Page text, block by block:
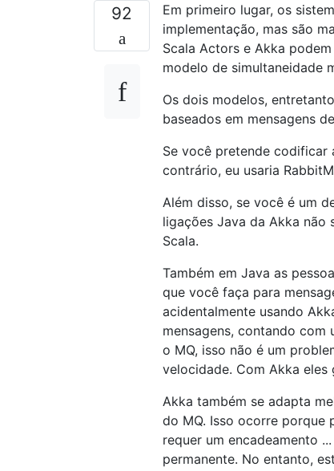
92
Em primeiro lugar, os
implementação, mas são
Scala Actors e Akka
modelo de simultaneidade
Os dois modelos,
baseados em mensagens
Se você pretende codificar
contrário, eu usaria
Além disso, se você é um
ligações Java da Akka não
Scala.
Também em Java as
que você faça para
acidentalmente usando
mensagens, contando com
o MQ, isso não é um
velocidade. Com Akka eles
Akka também se adapta
do MQ. Isso ocorre porque
requer um encadeamento
permanente. No entanto,